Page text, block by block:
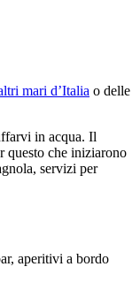
mari d’Italia o delle
in acqua. Il
questo che iniziarono
servizi per
aperitivi a bordo